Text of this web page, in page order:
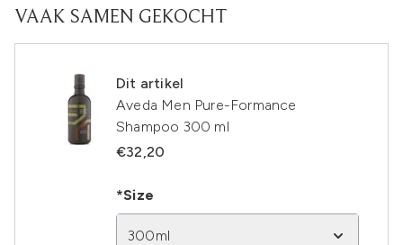
VAAK SAMEN GEKOCHT
Dit artikel
Aveda Men Pure-Formance
Shampoo 300 ml
€32,20
*Size
300ml